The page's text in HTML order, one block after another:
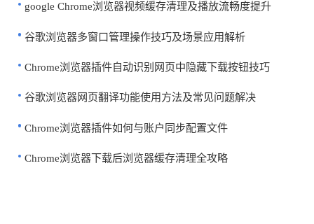
google Chrome浏览器视频缓存清理及播放流畅度提升
谷歌浏览器多窗口管理操作技巧及场景应用解析
Chrome浏览器插件自动识别网页中隐藏下载按钮技巧
谷歌浏览器网页翻译功能使用方法及常见问题解决
Chrome浏览器插件如何与账户同步配置文件
Chrome浏览器下载后浏览器缓存清理全攻略